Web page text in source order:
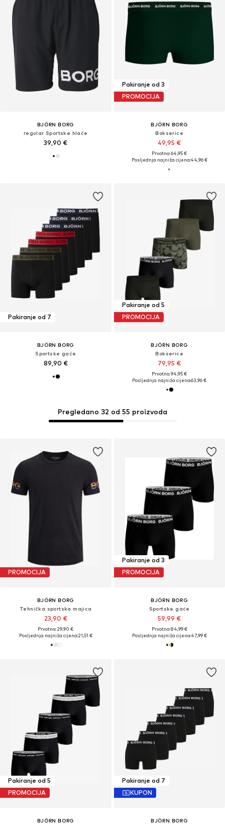
BJÖRN BORG
regular Sportske hlače
39,90 €
Pakiranje od 3
PROMOCIJA
BJÖRN BORG
Bokserice
49,95 €
Prvotno: 64,95 €
Posljednja najniža cijena:44,96 €
Pakiranje od 7
BJÖRN BORG
Sportske gaće
89,90 €
Pakiranje od 5
PROMOCIJA
BJÖRN BORG
Bokserice
79,95 €
Prvotno: 94,95 €
Posljednja najniža cijena:63,96 €
PROMOCIJA
BJÖRN BORG
Tehnička sportska majica
23,90 €
Prvotno: 29,90 €
Posljednja najniža cijena:21,51 €
Pregledano 32 od 55 proizvoda
Pakiranje od 3
PROMOCIJA
BJÖRN BORG
Sportske gaće
59,99 €
Prvotno: 84,99 €
Posljednja najniža cijena:47,99 €
Pakiranje od 5
PROMOCIJA
BJÖRN BORG
Pakiranje od 7
KUPON
BJÖRN BORG